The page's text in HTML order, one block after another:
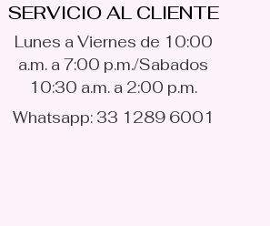
SERVICIO AL CLIENTE
Lunes a Viernes de 10:00
a.m. a 7:00 p.m./Sabados
10:30 a.m. a 2:00 p.m.
Whatsapp: 33 1289 6001